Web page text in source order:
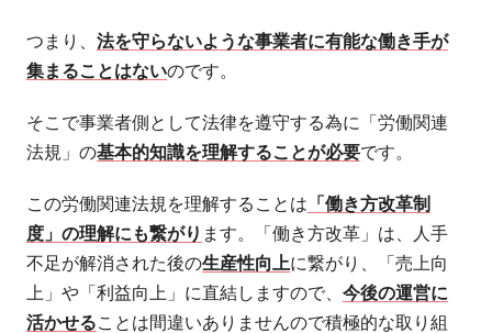
つまり、法を守らないような事業者に有能な働き手が
集まることはないのです。
そこで事業者側として法律を遵守する為に「労働関連
法規」の基本的知識を理解することが必要です。
この労働関連法規を理解することは 「働き方改革制
度」の理解にも繋がり ます。「働き方改革」は、人手
不足が解消された後の生産性向上に繋がり、「売上向
上」や「利益向上」に直結しますので、今後の運営に
活かせることは間違いありませんので積極的な取り組